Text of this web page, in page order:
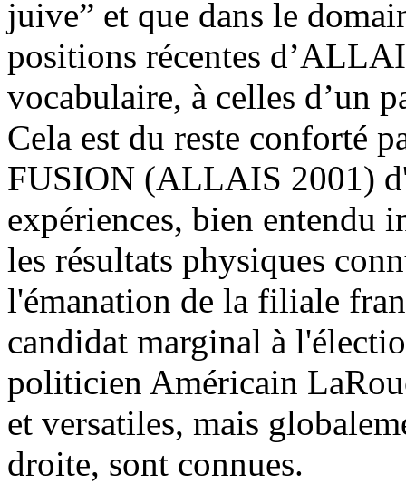
juive” et que dans le
positions récentes
vocabulaire, à celles d’un
Cela est du reste conforté
FUSION (ALLAIS 2001)
expériences, bien entendu
les résultats physiques
l'émanation de la filiale
candidat marginal à
politicien Américain
et versatiles, mais
droite, sont connues.